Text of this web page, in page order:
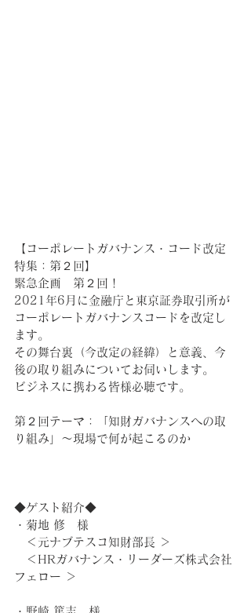
【コーポレートガバナンス・コード改定
特集：第２回】
緊急企画　第２回！
2021年6月に金融庁と東京証券取引所が
コーポレートガバナンスコードを改定し
ます。
その舞台裏（今改定の経緯）と意義、今
後の取り組みについてお伺いします。
ビジネスに携わる皆様必聴です。
第２回テーマ：「知財ガバナンスへの取
り組み」〜現場で何が起こるのか
◆ゲスト紹介◆
・菊地 修　様
＜元ナブテスコ知財部長 ＞
＜HRガバナンス・リーダーズ株式会社
フェロー ＞